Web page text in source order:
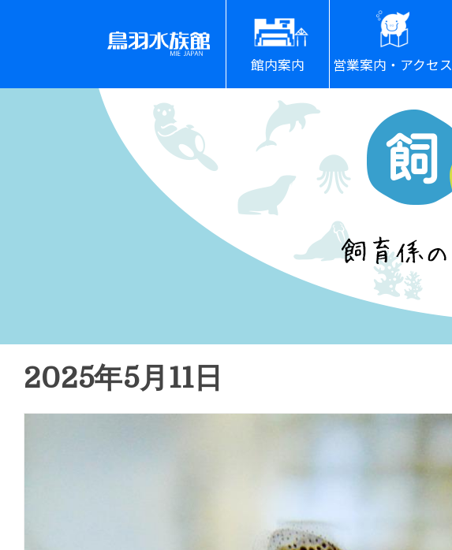
館内案内 営業案内・アクセス
2025年5月11日